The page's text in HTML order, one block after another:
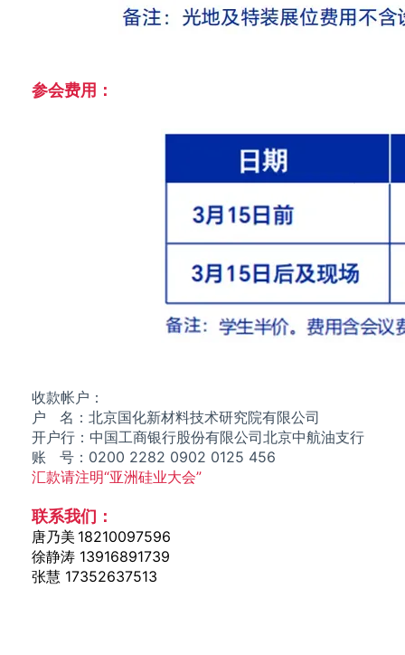
参会费用：
收款帐户：
户 名： 北京国化新材料技术研究院有限公司
开户行： 中国工商银行股份有限公司北京中航油支行
账 号： 0200 2282 0902 0125 456
汇款请注明“亚洲硅业大会”
联系我们：
唐乃美 18210097596
徐静涛 13916891739
张慧 17352637513